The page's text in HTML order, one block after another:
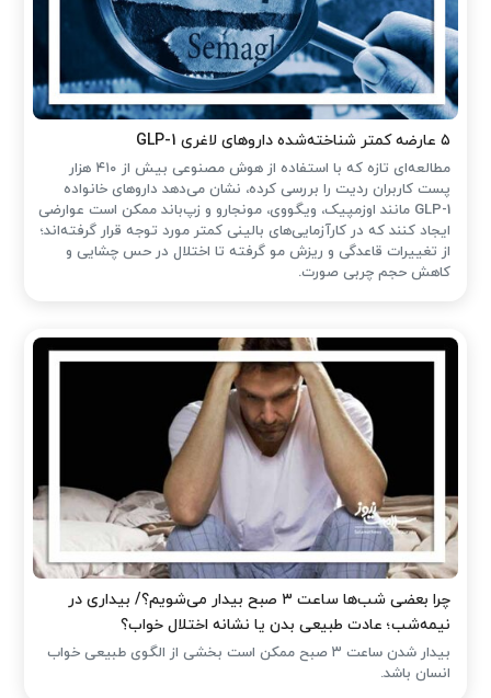
۵ عارضه کمتر شناخته‌شده داروهای لاغری GLP-1
مطالعه‌ای تازه که با استفاده از هوش مصنوعی بیش از ۴۱۰ هزار
پست کاربران ردیت را بررسی کرده، نشان می‌دهد داروهای خانواده
GLP-1 مانند اوزمپیک، ویگووی، مونجارو و زپ‌باند ممکن است عوارضی
ایجاد کنند که در کارآزمایی‌های بالینی کمتر مورد توجه قرار گرفته‌اند؛
از تغییرات قاعدگی و ریزش مو گرفته تا اختلال در حس چشایی و
کاهش حجم چربی صورت.
چرا بعضی شب‌ها ساعت ۳ صبح بیدار می‌شویم؟/ بیداری در
نیمه‌شب؛ عادت طبیعی بدن یا نشانه اختلال خواب؟
بیدار شدن ساعت ۳ صبح ممکن است بخشی از الگوی طبیعی خواب
انسان باشد.